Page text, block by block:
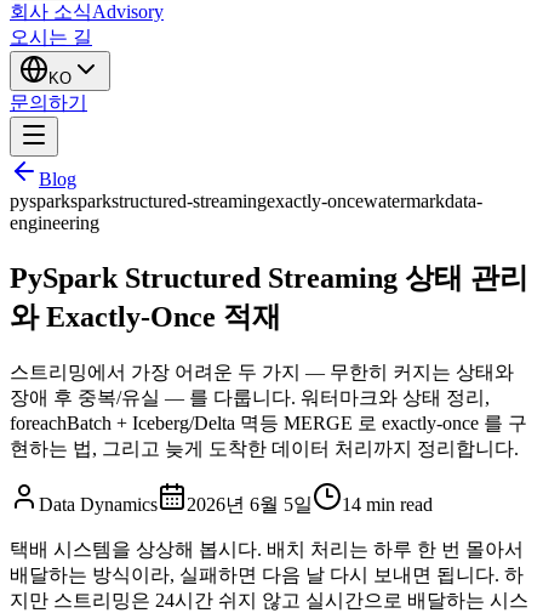
회사 소식Advisory
오시는 길
KO
문의하기
Blog
pysparksparkstructured-streamingexactly-oncewatermarkdata-
engineering
PySpark Structured Streaming 상태 관리
와 Exactly-Once 적재
스트리밍에서 가장 어려운 두 가지 — 무한히 커지는 상태와
장애 후 중복/유실 — 를 다룹니다. 워터마크와 상태 정리,
foreachBatch + Iceberg/Delta 멱등 MERGE 로 exactly-once 를 구
현하는 법, 그리고 늦게 도착한 데이터 처리까지 정리합니다.
Data Dynamics 2026년 6월 5일 14 min read
택배 시스템을 상상해 봅시다. 배치 처리는 하루 한 번 몰아서
배달하는 방식이라, 실패하면 다음 날 다시 보내면 됩니다. 하
지만 스트리밍은 24시간 쉬지 않고 실시간으로 배달하는 시스